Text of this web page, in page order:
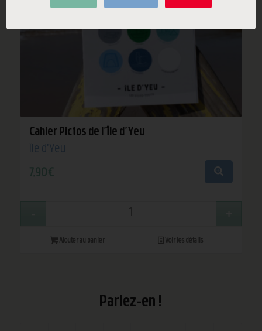
Cahier Pictos de l’île d’Yeu
Île d'Yeu
7,90€
Ajouter au panier Voir les détails
Parlez-en !